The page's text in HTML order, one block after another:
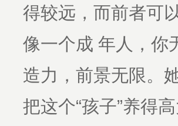
得较远，而前者可
像一个成 年人，你
造力，前景无限。
把这个“孩子”养得